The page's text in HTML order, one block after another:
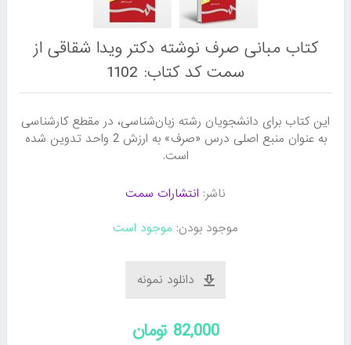
کتاب مبانی صرف نوشته دکتر ویدا شقاقی از
سمت کد کتاب: 1102
این کتاب برای دانشجویان رشته زبان‌شناسی، در مقطع کارشناسی
به عنوان منبع اصلی درس «صرف» به ارزش 2 واحد تدوین شده
است.
ناشر: انتشارات سمت
موجود بودن: موجود است
دانلود نمونه
82,000 تومان